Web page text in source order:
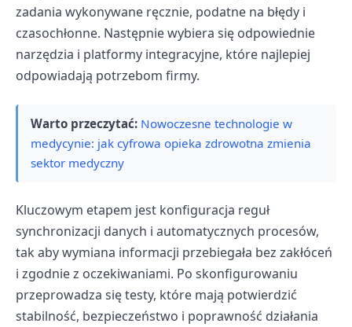
zadania wykonywane ręcznie, podatne na błędy i
czasochłonne. Następnie wybiera się odpowiednie
narzędzia i platformy integracyjne, które najlepiej
odpowiadają potrzebom firmy.
Warto przeczytać: Nowoczesne technologie w
medycynie: jak cyfrowa opieka zdrowotna zmienia
sektor medyczny
Kluczowym etapem jest konfiguracja reguł
synchronizacji danych i automatycznych procesów,
tak aby wymiana informacji przebiegała bez zakłóceń
i zgodnie z oczekiwaniami. Po skonfigurowaniu
przeprowadza się testy, które mają potwierdzić
stabilność, bezpieczeństwo i poprawność działania